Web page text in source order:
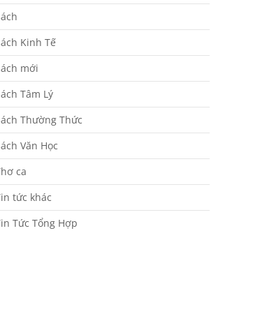
Kinh Tế
mới
Tâm Lý
Thường Thức
Văn Học
ca
tức khác
Tức Tổng Hợp